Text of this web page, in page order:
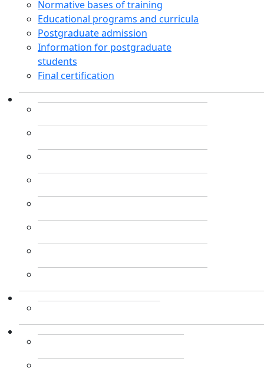
Normative bases of training
Educational programs and curricula
Postgraduate admission
Information for postgraduate
students
Final certification